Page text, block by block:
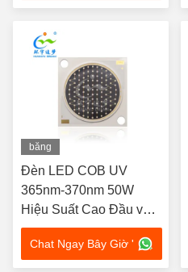
băng
hình
Đèn LED COB UV
365nm-370nm 50W
Hiệu Suất Cao Đầu vào
1200mA /DC 38-
42V/50Watt
Chat Ngay Bây Giờ '